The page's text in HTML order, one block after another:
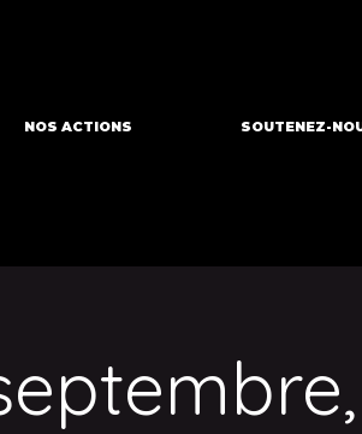
NOS ACTIONS SOUTENEZ-